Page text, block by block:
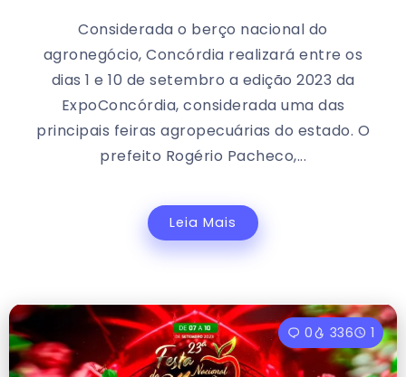
Considerada o berço nacional do
agronegócio, Concórdia realizará entre os
dias 1 e 10 de setembro a edição 2023 da
ExpoConcórdia, considerada uma das
principais feiras agropecuárias do estado. O
prefeito Rogério Pacheco,...
Leia Mais
0 336 1